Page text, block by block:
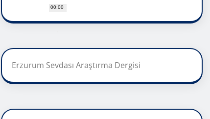
00:00
Erzurum Sevdası Araştırma Dergisi